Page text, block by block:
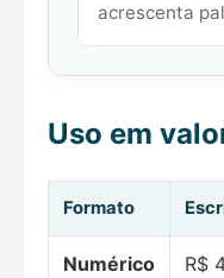
acrescenta
Uso em
Formato
Numérico R$